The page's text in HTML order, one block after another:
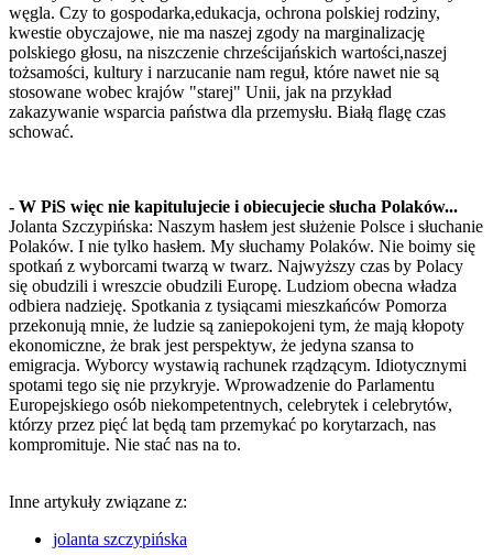
węgla. Czy to gospodarka,edukacja, ochrona polskiej rodziny,
kwestie obyczajowe, nie ma naszej zgody na marginalizację
polskiego głosu, na niszczenie chrześcijańskich wartości,naszej
tożsamości, kultury i narzucanie nam reguł, które nawet nie są
stosowane wobec krajów "starej" Unii, jak na przykład
zakazywanie wsparcia państwa dla przemysłu. Białą flagę czas
schować.
- W PiS więc nie kapitulujecie i obiecujecie słucha Polaków...
Jolanta Szczypińska: Naszym hasłem jest służenie Polsce i słuchanie
Polaków. I nie tylko hasłem. My słuchamy Polaków. Nie boimy się
spotkań z wyborcami twarzą w twarz. Najwyższy czas by Polacy
się obudzili i wreszcie obudzili Europę. Ludziom obecna władza
odbiera nadzieję. Spotkania z tysiącami mieszkańców Pomorza
przekonują mnie, że ludzie są zaniepokojeni tym, że mają kłopoty
ekonomiczne, że brak jest perspektyw, że jedyna szansa to
emigracja. Wyborcy wystawią rachunek rządzącym. Idiotycznymi
spotami tego się nie przykryje. Wprowadzenie do Parlamentu
Europejskiego osób niekompetentnych, celebrytek i celebrytów,
którzy przez pięć lat będą tam przemykać po korytarzach, nas
kompromituje. Nie stać nas na to.
Inne artykuły związane z:
jolanta szczypińska